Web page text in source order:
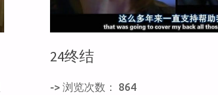
24终结
-> 浏览次数： 864